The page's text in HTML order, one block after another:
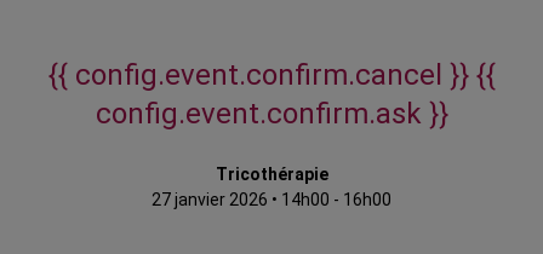
{{ config.event.confirm.cancel }} {{
config.event.confirm.ask }}
Tricothérapie
27 janvier 2026 • 14h00 - 16h00